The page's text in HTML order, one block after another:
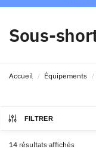
Sous-
Accueil / Équipements /
FILTRER
14 résultats affichés